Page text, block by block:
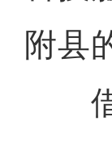
附县
借